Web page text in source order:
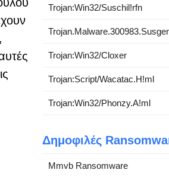
Trojan:Win32/Suschil!rfn
Trojan:Win32/Cloxer
Trojan:Script/Wacatac.H!ml
Trojan:Win32/Phonzy.A!ml
Δημοφιλές
Mmvb Ransomware